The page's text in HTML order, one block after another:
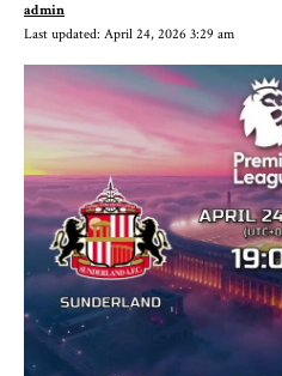
Last updated: April 24, 2026 3:29 am
admin